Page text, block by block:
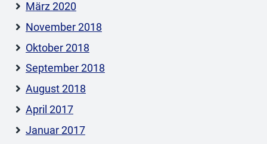
März 2020
November 2018
Oktober 2018
September 2018
August 2018
April 2017
Januar 2017